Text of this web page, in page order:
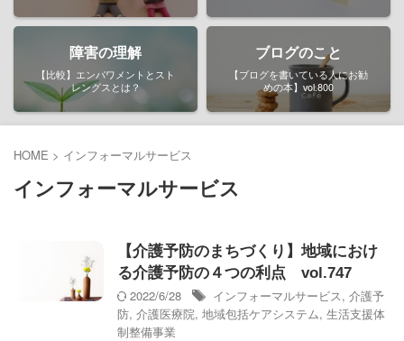
障害の理解
【比較】エンパワメントとスト
レングスとは？
ブログのこと
【ブログを書いている人にお勧
めの本】vol.800
HOME > インフォーマルサービス
インフォーマルサービス
【介護予防のまちづくり】地域におけ
る介護予防の４つの利点 vol.747
2022/6/28
インフォーマルサービス, 介護予
防, 介護医療院, 地域包括ケアシステム, 生活支援体
制整備事業